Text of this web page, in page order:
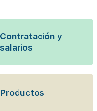
Contratación y
salarios
Productos